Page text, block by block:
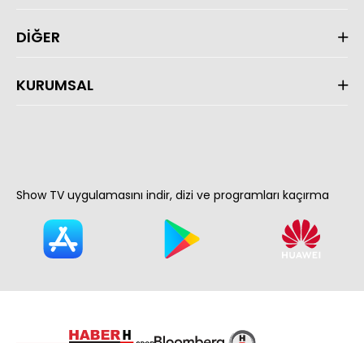
DİĞER
KURUMSAL
Show TV uygulamasını indir, dizi ve programları kaçırma